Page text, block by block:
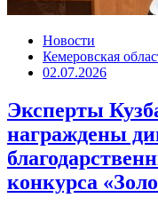
Новости
Кемеровская
02.07.2026
Эксперты
награждены
конкурса